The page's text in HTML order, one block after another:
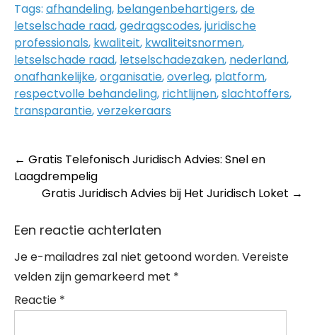
Tags: afhandeling, belangenbehartigers,de
letselschade raad,gedragscodes,juridische
professionals, kwaliteit, kwaliteitsnormen,
letselschade raad, letselschadezaken, nederland,
onafhankelijke,organisatie,overleg, platform,
respectvolle behandeling, richtlijnen,slachtoffers,
transparantie,verzekeraars
Post
navigation
← Gratis Telefonisch Juridisch Advies: Snel en
Laagdrempelig
Gratis Juridisch Advies bij Het Juridisch Loket →
Een reactie achterlaten
Je e-mailadres zal niet getoond worden. Vereiste
velden zijn gemarkeerd met *
Reactie *